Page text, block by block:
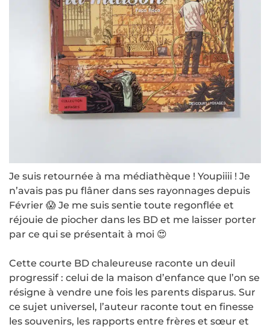
Je suis retournée à ma médiathèque ! Youpiiii ! Je
n’avais pas pu flâner dans ses rayonnages depuis
Février 😱 Je me suis sentie toute regonflée et
réjouie de piocher dans les BD et me laisser porter
par ce qui se présentait à moi 😍
Cette courte BD chaleureuse raconte un deuil
progressif : celui de la maison d’enfance que l’on se
résigne à vendre une fois les parents disparus. Sur
ce sujet universel, l’auteur raconte tout en finesse
les souvenirs, les rapports entre frères et sœur et